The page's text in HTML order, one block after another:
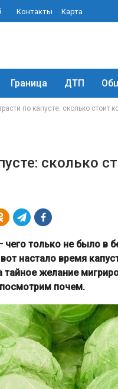
Контакты Карта
Граница ДТП
по капусте: сколько стоит
сколько
чего только не было в
настало время
желание
почем.